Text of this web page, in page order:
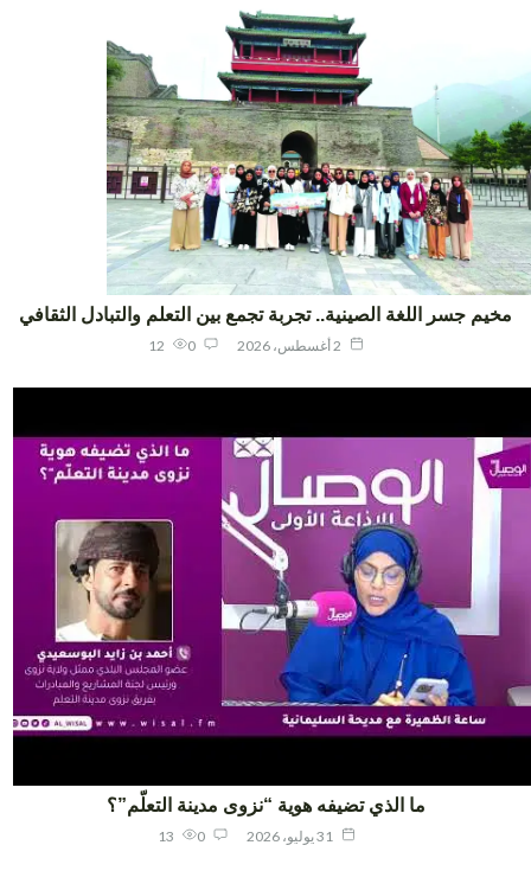
جسر اللغة الصينية.. تجربة تجمع بين التعلم والتبادل الثقافي
12
ما الذي تضيفه هوية “نزوى مدينة التعلّم”؟
13